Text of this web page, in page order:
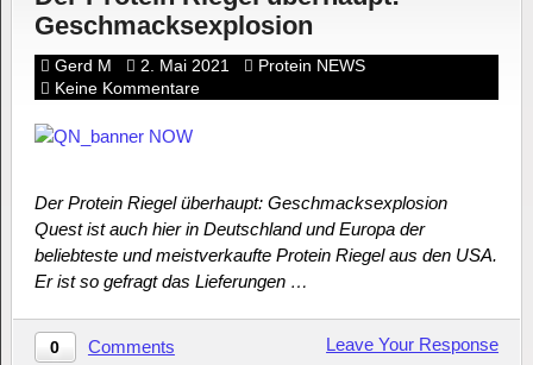
Geschmacksexplosion
Gerd M 2. Mai 2021
Protein NEWS
Keine Kommentare
Der Protein Riegel überhaupt: Geschmacksexplosion
Quest ist auch hier in Deutschland und Europa der
beliebteste und meistverkaufte Protein Riegel aus den USA.
Er ist so gefragt das Lieferungen …
0 Comments Leave Your Response